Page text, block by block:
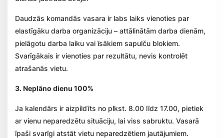
Daudzās komandās vasara ir labs laiks vienoties par
elastīgāku darba organizāciju – attālinātām darba dienām,
pielāgotu darba laiku vai īsākiem sapulču blokiem.
Svarīgākais ir vienoties par rezultātu, nevis kontrolēt
atrašanās vietu.
3. Neplāno dienu 100%
Ja kalendārs ir aizpildīts no plkst. 8.00 līdz 17.00, pietiek
ar vienu neparedzētu situāciju, lai viss sabruktu. Vasarā
īpaši svarīgi atstāt vietu neparedzētiem jautājumiem.